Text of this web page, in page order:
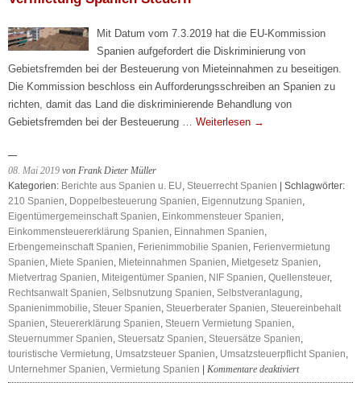
Mit Datum vom 7.3.2019 hat die EU-Kommission
Spanien aufgefordert die Diskriminierung von
Gebietsfremden bei der Besteuerung von Mieteinnahmen zu beseitigen.
Die Kommission beschloss ein Aufforderungsschreiben an Spanien zu
richten, damit das Land die diskriminierende Behandlung von
Gebietsfremden bei der Besteuerung … Weiterlesen →
08. Mai 2019 von Frank Dieter Müller
Kategorien: Berichte aus Spanien u. EU, Steuerrecht Spanien | Schlagwörter:
210 Spanien, Doppelbesteuerung Spanien, Eigennutzung Spanien,
Eigentümergemeinschaft Spanien, Einkommensteuer Spanien,
Einkommensteuererklärung Spanien, Einnahmen Spanien,
Erbengemeinschaft Spanien, Ferienimmobilie Spanien, Ferienvermietung
Spanien, Miete Spanien, Mieteinnahmen Spanien, Mietgesetz Spanien,
Mietvertrag Spanien, Miteigentümer Spanien, NIF Spanien, Quellensteuer,
Rechtsanwalt Spanien, Selbsnutzung Spanien, Selbstveranlagung,
Spanienimmobilie, Steuer Spanien, Steuerberater Spanien, Steuereinbehalt
Spanien, Steuererklärung Spanien, Steuern Vermietung Spanien,
Steuernummer Spanien, Steuersatz Spanien, Steuersätze Spanien,
touristische Vermietung, Umsatzsteuer Spanien, Umsatzsteuerpflicht Spanien,
Unternehmer Spanien, Vermietung Spanien Kommentare deaktiviertfür
Vermietung